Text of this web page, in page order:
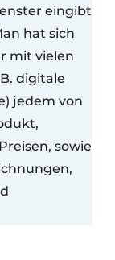
eingibt
hat sich
mit vielen
digitale
jedem von
sowie